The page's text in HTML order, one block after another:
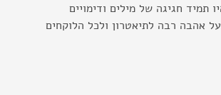
תמיד חגיגה של מילים ודימויים
אהבה רבה לתיאטרון ולכל הלוקחים